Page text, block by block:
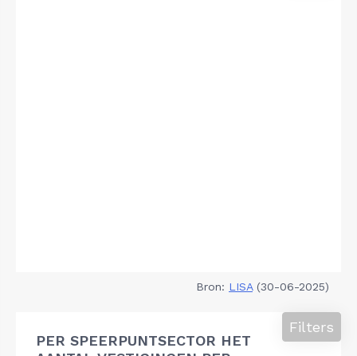
Bron: LISA(30-06-2025)
PER SPEERPUNTSECTOR HET
Filters